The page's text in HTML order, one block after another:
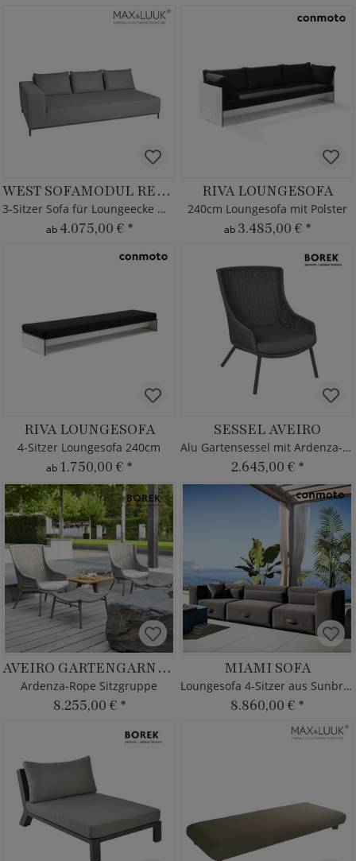
WEST SOFAMODUL RECHTS
3-Sitzer Sofa für Loungeecke West
ab 4.075,00 € *
RIVA LOUNGESOFA
240cm Loungesofa mit Polster
ab 3.485,00 € *
RIVA LOUNGESOFA
4-Sitzer Loungesofa 240cm
ab 1.750,00 € *
SESSEL AVEIRO
Alu Gartensessel mit Ardenza-Rope
2.645,00 € *
AVEIRO GARTENGARNITUR
Ardenza-Rope Sitzgruppe
8.255,00 € *
MIAMI SOFA
Loungesofa 4-Sitzer aus Sunbrella
8.860,00 € *